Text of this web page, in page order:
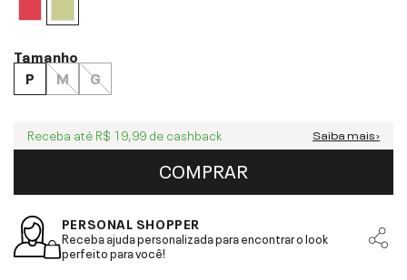
Tamanho
P
M G
Receba até R$ 19,99 de cashback Saiba mais ›
COMPRAR
PERSONAL SHOPPER
Receba ajuda personalizada para encontrar o look
perfeito para você!